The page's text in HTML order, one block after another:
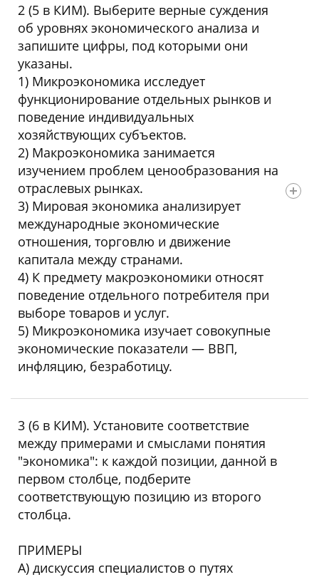
2 (5 в КИМ). Выберите верные суждения
об уровнях экономического анализа и
запишите цифры, под которыми они
указаны.
1) Микроэкономика исследует
функционирование отдельных рынков и
поведение индивидуальных
хозяйствующих субъектов.
2) Макроэкономика занимается
изучением проблем ценообразования на
отраслевых рынках.
3) Мировая экономика анализирует
международные экономические
отношения, торговлю и движение
капитала между странами.
4) К предмету макроэкономики относят
поведение отдельного потребителя при
выборе товаров и услуг.
5) Микроэкономика изучает совокупные
экономические показатели — ВВП,
инфляцию, безработицу.
Ответ: 13
3 (6 в КИМ). Установите соответствие
между примерами и смыслами понятия
"экономика": к каждой позиции, данной в
первом столбце, подберите
соответствующую позицию из второго
столбца.
ПРИМЕРЫ
А) дискуссия специалистов о путях